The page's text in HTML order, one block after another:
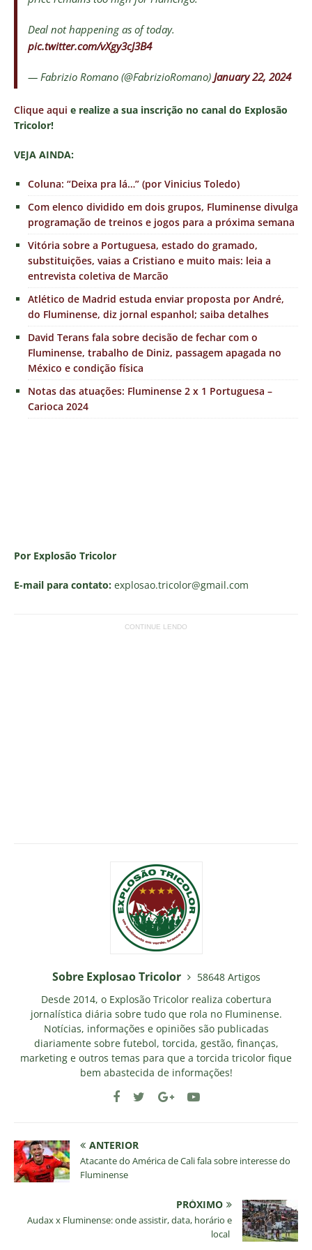
Deal not happening as of today.
pic.twitter.com/vXgy3cJ3B4
— Fabrizio Romano (@FabrizioRomano) January 22, 2024
Clique aqui e realize a sua inscrição no canal do Explosão
Tricolor!
VEJA AINDA:
Coluna: “Deixa pra lá…” (por Vinicius Toledo)
Com elenco dividido em dois grupos, Fluminense divulga
programação de treinos e jogos para a próxima semana
Vitória sobre a Portuguesa, estado do gramado,
substituições, vaias a Cristiano e muito mais: leia a
entrevista coletiva de Marcão
Atlético de Madrid estuda enviar proposta por André,
do Fluminense, diz jornal espanhol; saiba detalhes
David Terans fala sobre decisão de fechar com o
Fluminense, trabalho de Diniz, passagem apagada no
México e condição física
Notas das atuações: Fluminense 2 x 1 Portuguesa –
Carioca 2024
Por Explosão Tricolor
E-mail para contato: explosao.tricolor@gmail.com
CONTINUE LENDO
Sobre Explosao Tricolor
58648 Artigos
Desde 2014, o Explosão Tricolor realiza cobertura
jornalística diária sobre tudo que rola no Fluminense.
Notícias, informações e opiniões são publicadas
diariamente sobre futebol, torcida, gestão, finanças,
marketing e outros temas para que a torcida tricolor fique
bem abastecida de informações!
ANTERIOR
Atacante do América de Cali fala sobre interesse do
Fluminense
PRÓXIMO
Audax x Fluminense: onde assistir, data, horário e
local